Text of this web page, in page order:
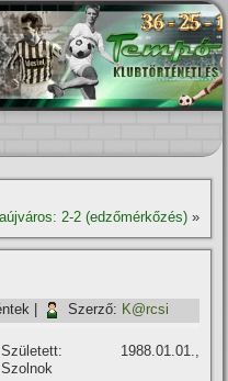
2-2 (edzőmérkőzés)»
Szerző: K@rcsi
Született: 1988.01.01.,
Szolnok